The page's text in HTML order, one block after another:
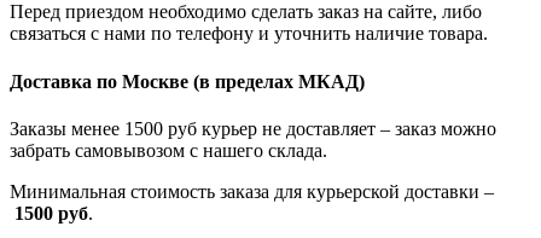
Перед приездом необходимо сделать заказ на сайте, либо
связаться с нами по телефону и уточнить наличие товара.
Доставка по Москве (в пределах МКАД)
Заказы менее 1500 руб курьер не доставляет – заказ можно
забрать самовывозом с нашего склада.
Минимальная стоимость заказа для курьерской доставки –
1500 руб.